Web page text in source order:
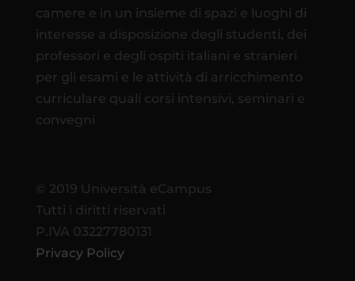
camere e in un insieme di spazi e luoghi di
interesse a disposizione degli studenti, dei
professori e degli ospiti italiani e stranieri
per gli esami e le attività di arricchimento
curriculare quali corsi intensivi, seminari e
convegni
© 2019 Università eCampus
Tutti i diritti riservati
P.IVA 03227780131
Privacy Policy